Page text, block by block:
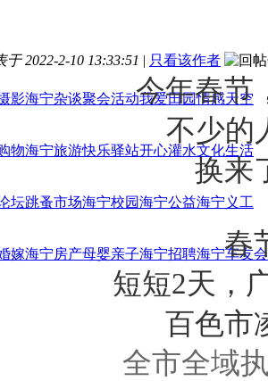
影海宁杂谈聚会活动我爱田园情感天空
物海宁旅游快乐驿站开心灌水文化生活
坛跳蚤市场海宁校园海宁公益海宁义工
嫁海宁房产母婴亲子海宁招聘海宁车友会
于 2022-2-10 13:33:51 | 只看该作者
今年春节
不少的
换来
春
短短2天，
百色市
全市全域